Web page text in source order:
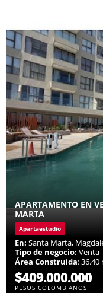
APARTAMENTO EN
MARTA
Apartaestudio
En: Santa Marta,
Tipo de negocio: Venta
Área Construida: 36.40
$409.000.000
PESOS COLOMBIANOS